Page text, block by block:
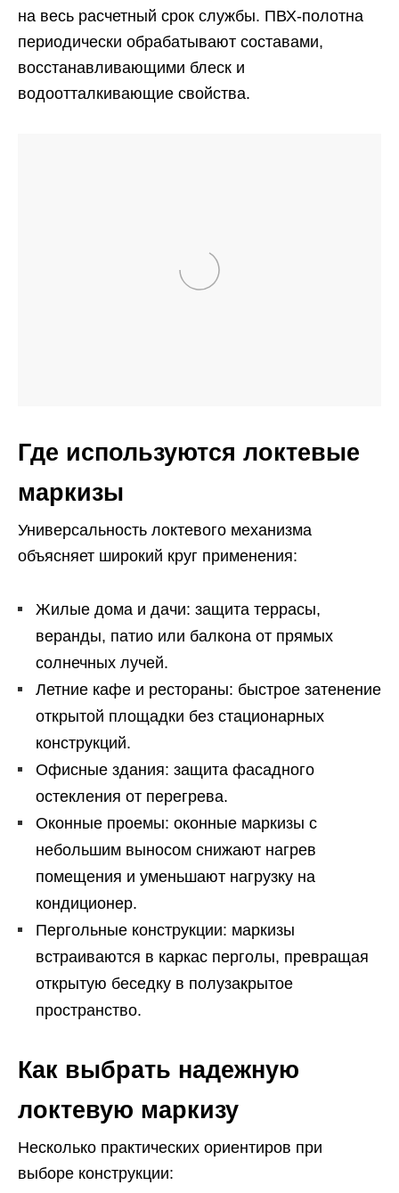
на весь расчетный срок службы. ПВХ-полотна
периодически обрабатывают составами,
восстанавливающими блеск и
водоотталкивающие свойства.
Где используются локтевые
маркизы
Универсальность локтевого механизма
объясняет широкий круг применения:
Жилые дома и дачи: защита террасы,
веранды, патио или балкона от прямых
солнечных лучей.
Летние кафе и рестораны: быстрое затенение
открытой площадки без стационарных
конструкций.
Офисные здания: защита фасадного
остекления от перегрева.
Оконные проемы: оконные маркизы с
небольшим выносом снижают нагрев
помещения и уменьшают нагрузку на
кондиционер.
Пергольные конструкции: маркизы
встраиваются в каркас перголы, превращая
открытую беседку в полузакрытое
пространство.
Как выбрать надежную
локтевую маркизу
Несколько практических ориентиров при
выборе конструкции: